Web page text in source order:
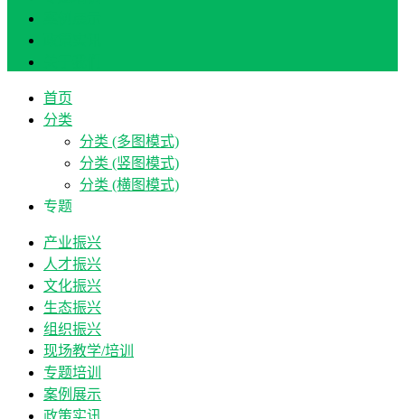
首页
分类
分类 (多图模式)
分类 (竖图模式)
分类 (横图模式)
专题
产业振兴
人才振兴
文化振兴
生态振兴
组织振兴
现场教学/培训
专题培训
案例展示
政策实讯